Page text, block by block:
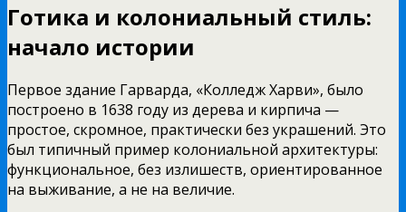
Готика и колониальный стиль:
начало истории
Первое здание Гарварда, «Колледж Харви», было
построено в 1638 году из дерева и кирпича —
простое, скромное, практически без украшений. Это
был типичный пример колониальной архитектуры:
функциональное, без излишеств, ориентированное
на выживание, а не на величие.